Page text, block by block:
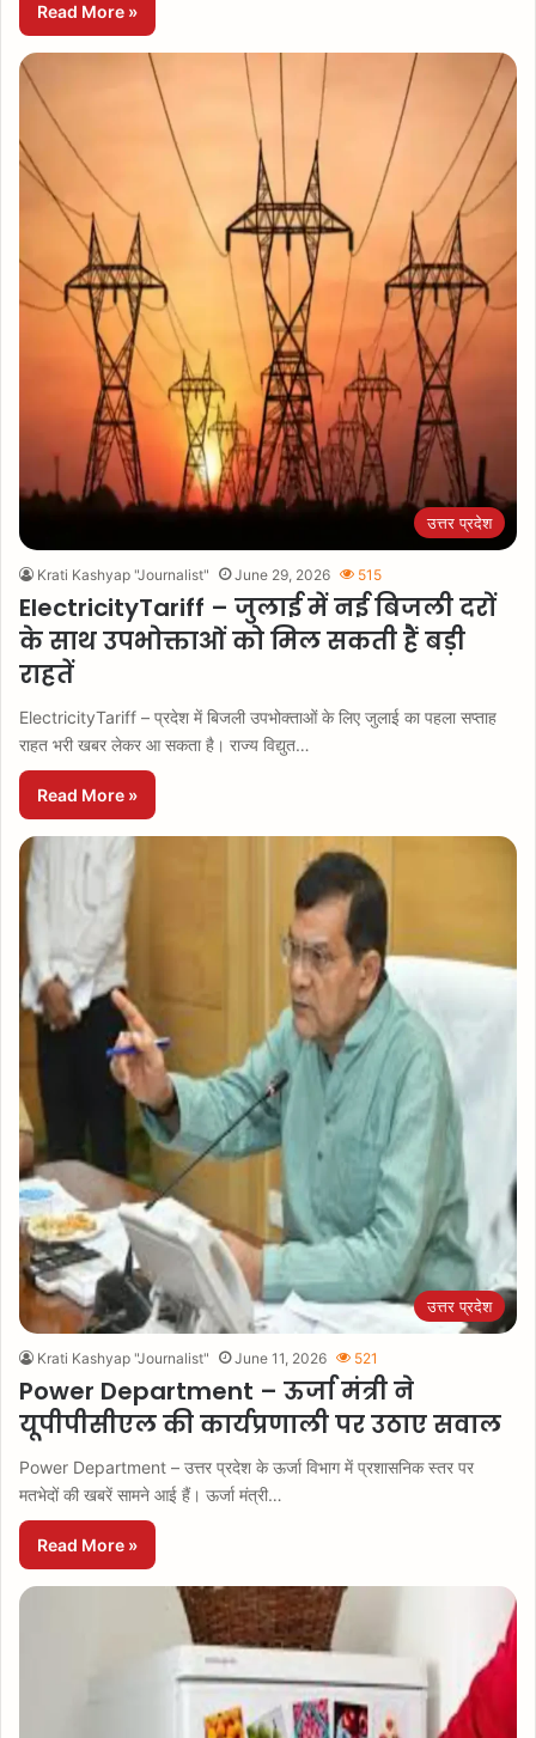
Read More »
उत्तर प्रदेश
Krati Kashyap "Journalist" June 29, 2026 515
ElectricityTariff – जुलाई में नई बिजली दरों
के साथ उपभोक्ताओं को मिल सकती हैं बड़ी
राहतें
ElectricityTariff – प्रदेश में बिजली उपभोक्ताओं के लिए जुलाई का पहला सप्ताह
राहत भरी खबर लेकर आ सकता है। राज्य विद्युत…
Read More »
उत्तर प्रदेश
Krati Kashyap "Journalist" June 11, 2026 521
Power Department – ऊर्जा मंत्री ने
यूपीपीसीएल की कार्यप्रणाली पर उठाए सवाल
Power Department – उत्तर प्रदेश के ऊर्जा विभाग में प्रशासनिक स्तर पर
मतभेदों की खबरें सामने आई हैं। ऊर्जा मंत्री…
Read More »